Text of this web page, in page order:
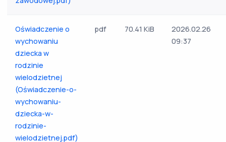
Oświadczenie o
wychowaniu
dziecka w
rodzinie
wielodzietnej
(Oświadczenie-o-
wychowaniu-
dziecka-w-
rodzinie-
wielodzietnej.pdf)
pdf 70.41 KiB
2026.02.26
09:37